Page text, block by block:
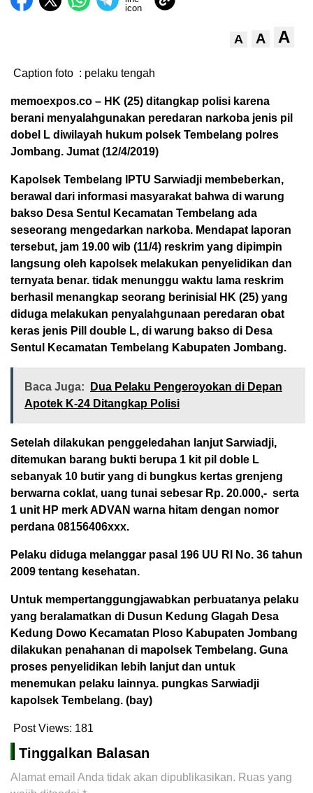
A A A
Caption foto : pelaku tengah
memoexpos.co – HK (25) ditangkap polisi karena
berani menyalahgunakan peredaran narkoba jenis pil
dobel L diwilayah hukum polsek Tembelang polres
Jombang. Jumat (12/4/2019)
Kapolsek Tembelang IPTU Sarwiadji membeberkan,
berawal dari informasi masyarakat bahwa di warung
bakso Desa Sentul Kecamatan Tembelang ada
seseorang mengedarkan narkoba. Mendapat laporan
tersebut, jam 19.00 wib (11/4) reskrim yang dipimpin
langsung oleh kapolsek melakukan penyelidikan dan
ternyata benar. tidak menunggu waktu lama reskrim
berhasil menangkap seorang berinisial HK (25) yang
diduga melakukan penyalahgunaan peredaran obat
keras jenis Pill double L, di warung bakso di Desa
Sentul Kecamatan Tembelang Kabupaten Jombang.
Baca Juga:
Dua Pelaku Pengeroyokan di Depan
Apotek K-24 Ditangkap Polisi
Setelah dilakukan penggeledahan lanjut Sarwiadji,
ditemukan barang bukti berupa 1 kit pil doble L
sebanyak 10 butir yang di bungkus kertas grenjeng
berwarna coklat, uang tunai sebesar Rp. 20.000,- serta
1 unit HP merk ADVAN warna hitam dengan nomor
perdana 08156406xxx.
Pelaku diduga melanggar pasal 196 UU RI No. 36 tahun
2009 tentang kesehatan.
Untuk mempertanggungjawabkan perbuatanya pelaku
yang beralamatkan di Dusun Kedung Glagah Desa
Kedung Dowo Kecamatan Ploso Kabupaten Jombang
dilakukan penahanan di mapolsek Tembelang. Guna
proses penyelidikan lebih lanjut dan untuk
menemukan pelaku lainnya. pungkas Sarwiadji
kapolsek Tembelang. (bay)
Post Views: 181
Tinggalkan Balasan
Alamat email Anda tidak akan dipublikasikan. Ruas yang